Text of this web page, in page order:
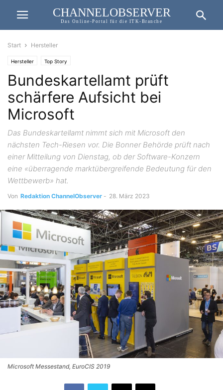
CHANNELOBSERVER
Das Online-Portal für die ITK-Branche
Start Hersteller
Hersteller Top Story
Bundeskartellamt prüft
schärfere Aufsicht bei
Microsoft
Das Bundeskartellamt nimmt sich mit Microsoft den
nächsten Tech-Riesen vor. Die Bonner Behörde prüft nach
einer Mitteilung von Dienstag, ob der Software-Konzern
eine «überragende marktübergreifende Bedeutung für den
Wettbewerb» hat.
Von Redaktion ChannelObserver - 28. März 2023
Microsoft Messestand, EuroCIS 2019